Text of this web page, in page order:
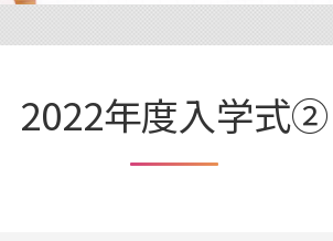
2022年度入学式②